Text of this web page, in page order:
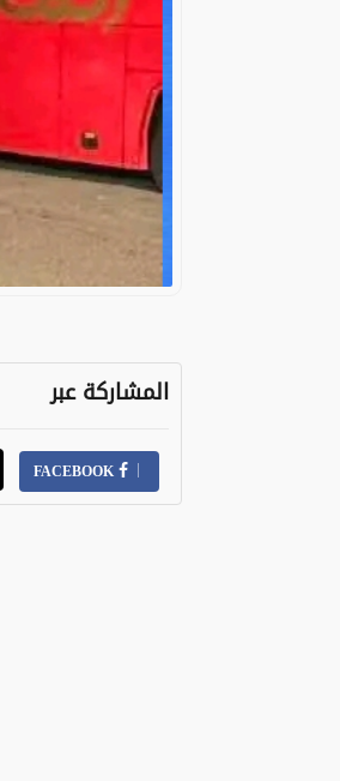
المشاركة عبر
FACEBOOK